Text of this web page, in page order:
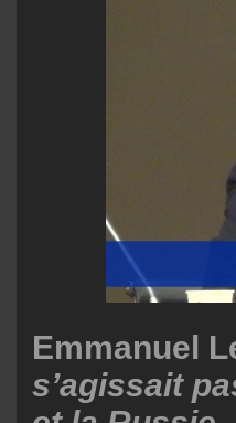
Emmanuel
s’agissait